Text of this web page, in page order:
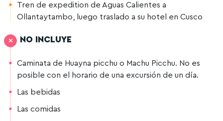
Tren de expedition de Aguas Calientes a
Ollantaytambo, luego traslado a su hotel en Cusco
NO INCLUYE
Caminata de Huayna picchu o Machu Picchu. No es
posible con el horario de una excursión de un día.
Las bebidas
Las comidas